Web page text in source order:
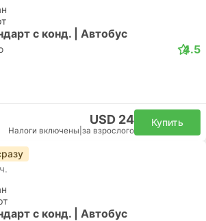
с конд. | Автобус
4.5
USD 24
Налоги включены за взрослого
Купить
с конд. | Автобус